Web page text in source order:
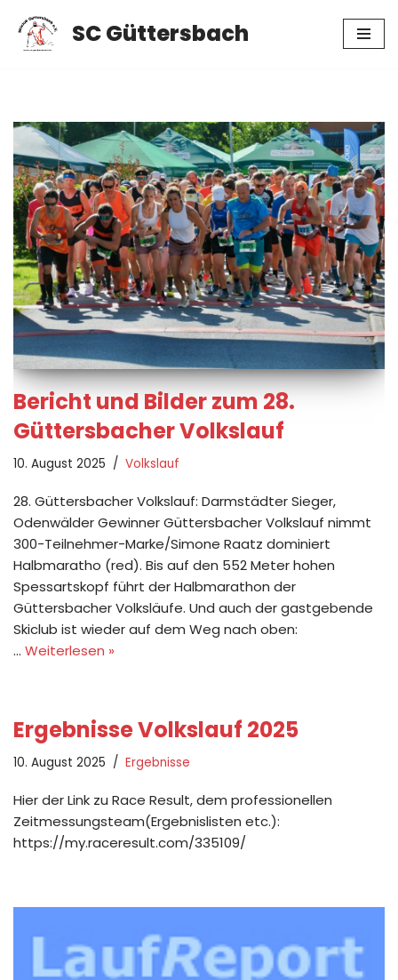
Zum
SC Güttersbach
Bericht und Bilder zum 28.
Güttersbacher Volkslauf
10. August 2025 Volkslauf
28. Güttersbacher Volkslauf: Darmstädter Sieger,
Odenwälder Gewinner Güttersbacher Volkslauf nimmt
300-Teilnehmer-Marke/Simone Raatz dominiert
Halbmaratho (red). Bis auf den 552 Meter hohen
Spessartskopf führt der Halbmarathon der
Güttersbacher Volksläufe. Und auch der gastgebende
Skiclub ist wieder auf dem Weg nach oben:
… Weiterlesen »
Ergebnisse Volkslauf 2025
10. August 2025 Ergebnisse
Hier der Link zu Race Result, dem professionellen
Zeitmessungsteam(Ergebnislisten etc.):
https://my.raceresult.com/335109/